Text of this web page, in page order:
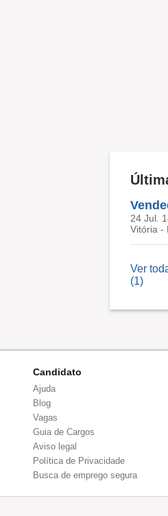
24 Jul.
Vitória -
Ver
(1)
Candidato
Ajuda
Blog
Vagas
Guia de Cargos
Aviso legal
Política de Privacidade
Busca de emprego segura